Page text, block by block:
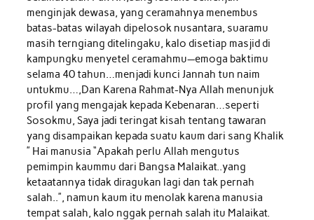
menginjak dewasa, yang ceramahnya menembus
batas-batas wilayah dipelosok nusantara, suaramu
masih terngiang ditelingaku, kalo disetiap masjid di
kampungku menyetel ceramahmu—emoga baktimu
selama 40 tahun…menjadi kunci Jannah tun naim
untukmu…,Dan Karena Rahmat-Nya Allah menunjuk
profil yang mengajak kepada Kebenaran…seperti
Sosokmu, Saya jadi teringat kisah tentang tawaran
yang disampaikan kepada suatu kaum dari sang Khalik
” Hai manusia “Apakah perlu Allah mengutus
pemimpin kaummu dari Bangsa Malaikat..yang
ketaatannya tidak diragukan lagi dan tak pernah
salah..”, namun kaum itu menolak karena manusia
tempat salah, kalo nggak pernah salah itu Malaikat.